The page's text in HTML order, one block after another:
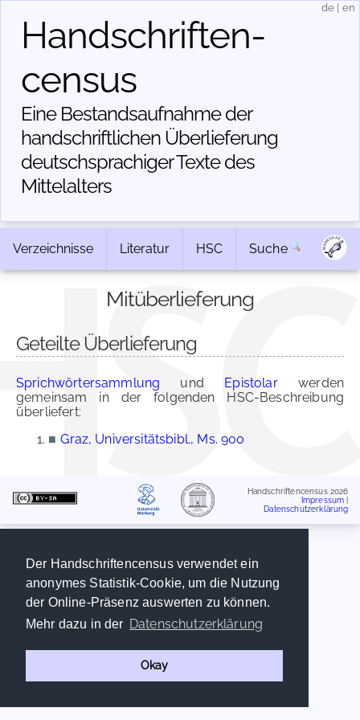
Der Handschriftencensus verwendet ein
anonymes Statistik-Cookie, um die Nutzung
der Online-Präsenz auswerten zu können.
Mehr dazu in der Datenschutzerklärung
Okay
Handschriften­
census
Eine Bestandsaufnahme der
handschriftlichen Über­lieferung
deutschsprachiger Texte des
Mittelalters
de en
Verzeichnisse Literatur HSC Suche
Mitüberlieferung
Geteilte Überlieferung
Sprichwörtersammlung und Epistolarwerden
gemeinsam in der folgenden HSC-Beschreibung
überliefert:
■ Graz, Universitätsbibl., Ms. 900
Handschriftencensus 2026
Impressum
Datenschutzerklärung